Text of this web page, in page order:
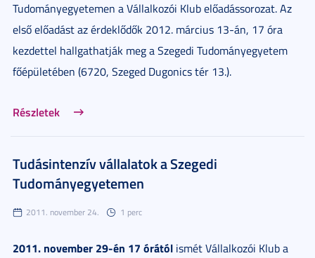
Tudományegyetemen a Vállalkozói Klub előadássorozat. Az
első előadást az érdeklődők 2012. március 13-án, 17 óra
kezdettel hallgathatják meg a Szegedi Tudományegyetem
főépületében (6720, Szeged Dugonics tér 13.).
Részletek
Tudásintenzív vállalatok a Szegedi
Tudományegyetemen
2011. november 24. 1 perc
2011. november 29-én 17 órától ismét Vállalkozói Klub a